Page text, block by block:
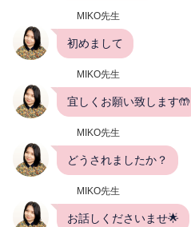
MIKO先生
初めまして
MIKO先生
宜しくお願い致します🤲
MIKO先生
どうされましたか？
MIKO先生
お話しくださいませ🌟